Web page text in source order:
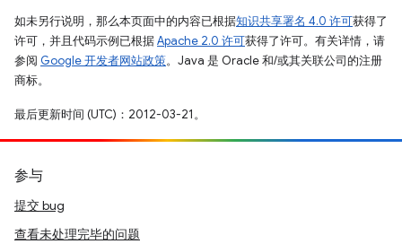
如未另行说明，那么本页面中的内容已根据知识共享署名 4.0 许可获得了
许可，并且代码示例已根据Apache 2.0 许可获得了许可。有关详情，请
参阅 Google 开发者网站政策。Java 是 Oracle 和/或其关联公司的注册
商标。
最后更新时间 (UTC)：2012-03-21。
参与
提交 bug
查看未处理完毕的问题